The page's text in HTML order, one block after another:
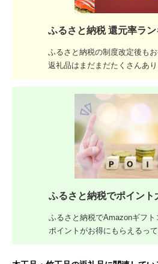
ふるさと納税 還元率ラ
ふるさと納税の制度改定後も
返礼品はまだまだたくさんあり
ふるさと納税でポイント
ふるさと納税でAmazonギフト
ポイントがお得にもらえるっ